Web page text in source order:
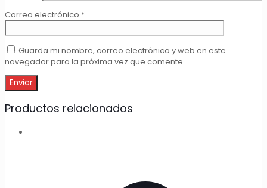
Correo electrónico *
Guarda mi nombre, correo electrónico y web en este
navegador para la próxima vez que comente.
Productos relacionados